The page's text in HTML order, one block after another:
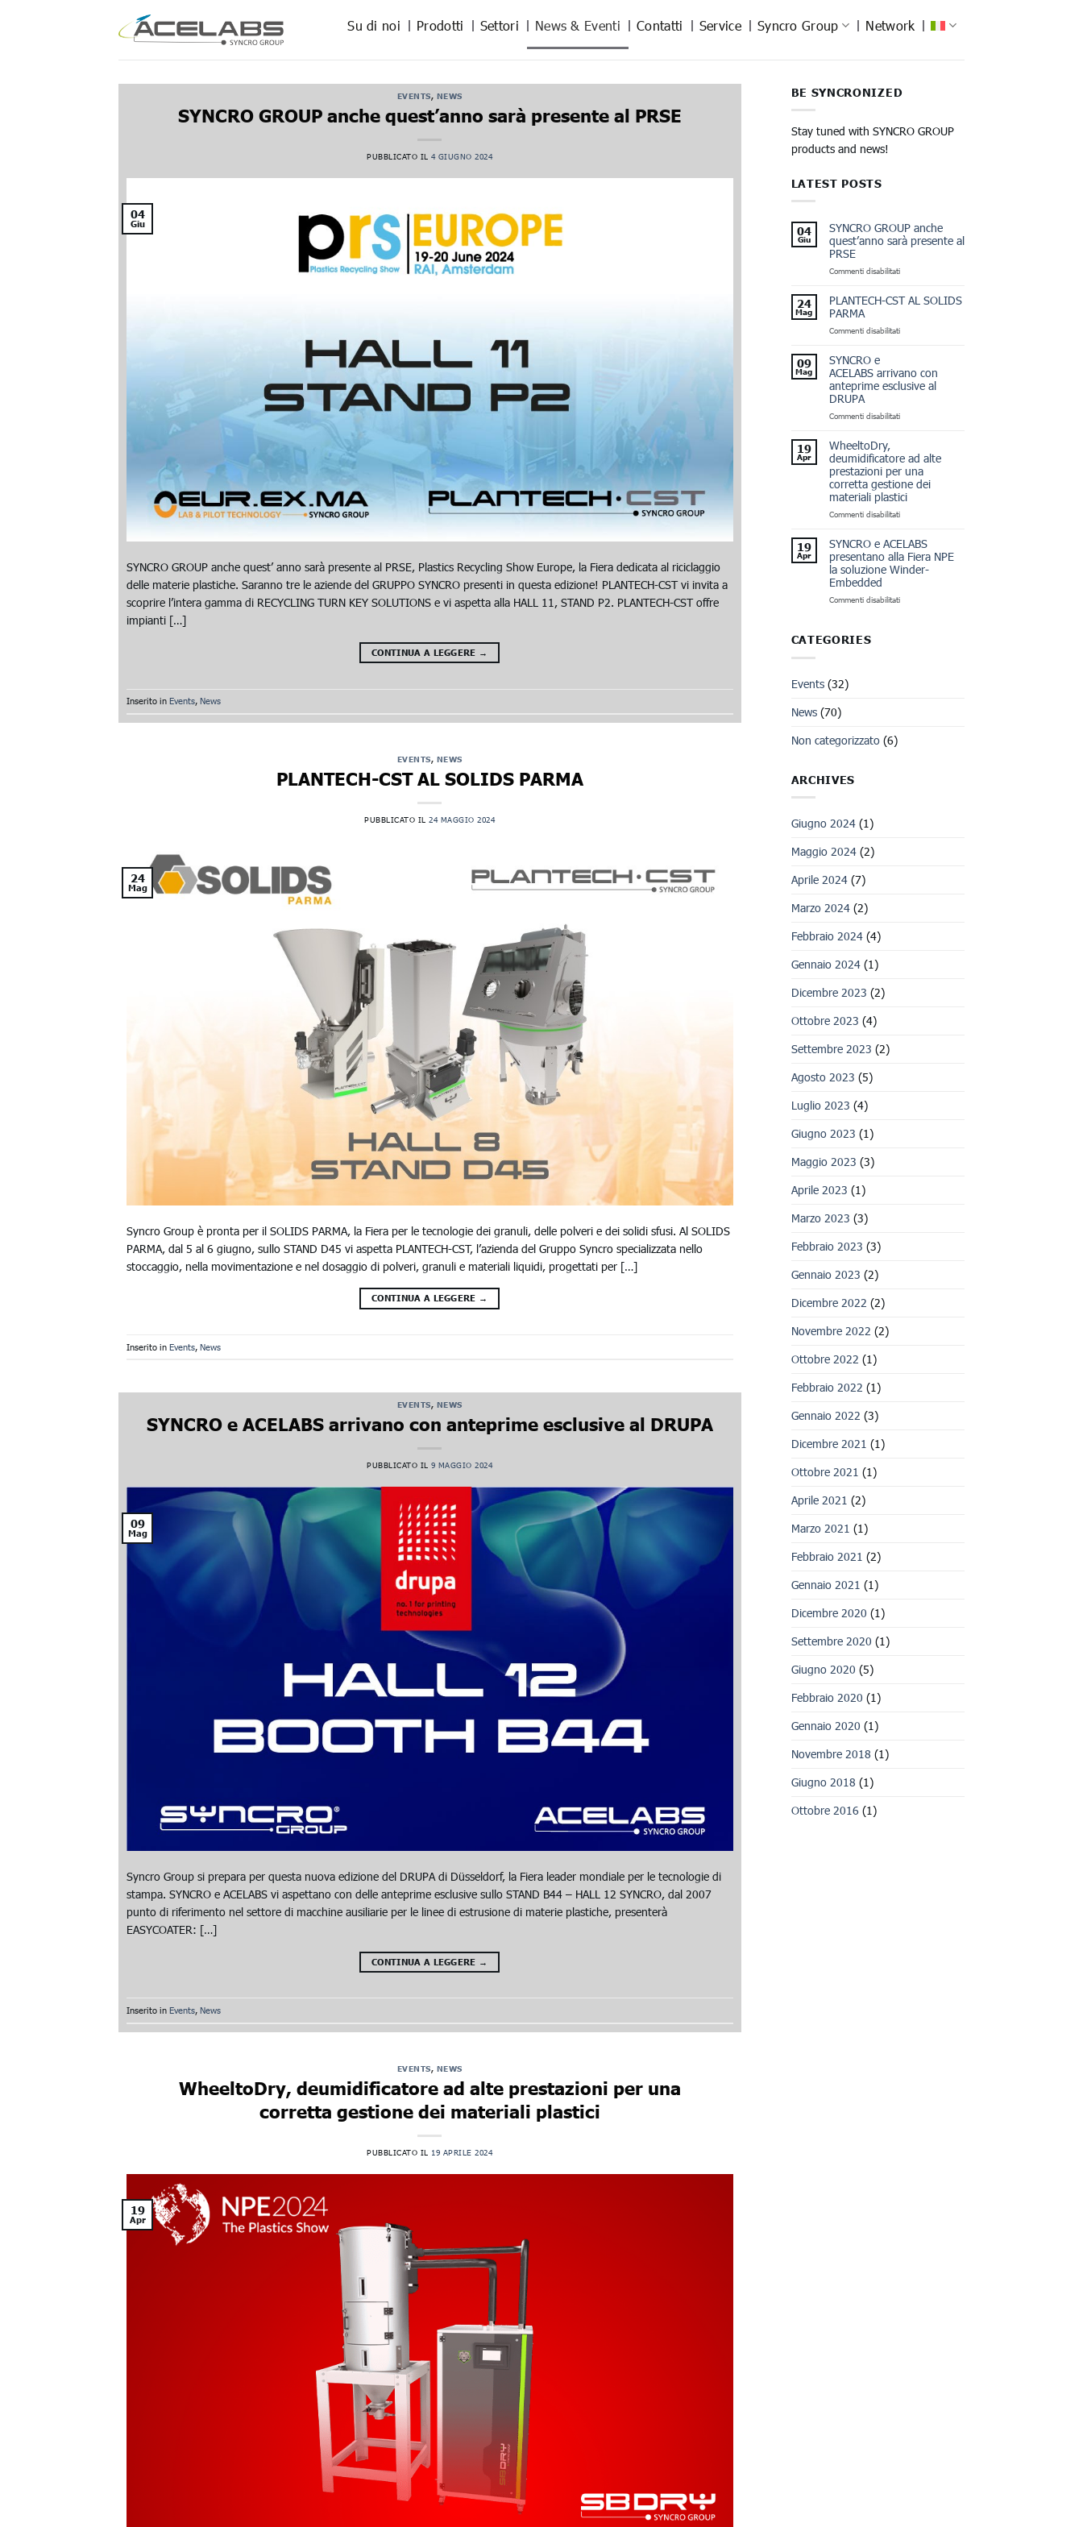
Su di noi Prodotti Settori News & Eventi Contatti Service Syncro Group Network
EVENTS, NEWS
SYNCRO GROUP anche quest’anno sarà presente al PRSE
PUBBLICATO IL 4 GIUGNO 2024
04
Giu
SYNCRO GROUP anche quest’ anno sarà presente al PRSE, Plastics Recycling Show Europe, la Fiera dedicata al riciclaggio
delle materie plastiche. Saranno tre le aziende del GRUPPO SYNCRO presenti in questa edizione! PLANTECH-CST vi invita a
scoprire l’intera gamma di RECYCLING TURN KEY SOLUTIONS e vi aspetta alla HALL 11, STAND P2. PLANTECH-CST offre
impianti […]
CONTINUA A LEGGERE →
Inserito in Events, News
EVENTS, NEWS
PLANTECH-CST AL SOLIDS PARMA
PUBBLICATO IL24 MAGGIO 2024
24
Mag
Syncro Group è pronta per il SOLIDS PARMA, la Fiera per le tecnologie dei granuli, delle polveri e dei solidi sfusi. Al SOLIDS
PARMA, dal 5 al 6 giugno, sullo STAND D45 vi aspetta PLANTECH-CST, l’azienda del Gruppo Syncro specializzata nello
stoccaggio, nella movimentazione e nel dosaggio di polveri, granuli e materiali liquidi, progettati per […]
CONTINUA A LEGGERE →
Inserito in Events, News
EVENTS, NEWS
SYNCRO e ACELABS arrivano con anteprime esclusive al DRUPA
PUBBLICATO IL 9 MAGGIO 2024
09
Mag
Syncro Group si prepara per questa nuova edizione del DRUPA di Düsseldorf, la Fiera leader mondiale per le tecnologie di
stampa. SYNCRO e ACELABS vi aspettano con delle anteprime esclusive sullo STAND B44 – HALL 12 SYNCRO, dal 2007
punto di riferimento nel settore di macchine ausiliarie per le linee di estrusione di materie plastiche, presenterà
EASYCOATER: […]
CONTINUA A LEGGERE →
Inserito in Events, News
EVENTS, NEWS
WheeltoDry, deumidificatore ad alte prestazioni per una
corretta gestione dei materiali plastici
PUBBLICATO IL 19 APRILE 2024
19
Apr
BE SYNCRONIZED
Stay tuned with SYNCRO GROUP
products and news!
LATEST POSTS
04
Giu
SYNCRO GROUP anche
quest’anno sarà presente al
PRSE
Commenti disabilitatisu
GROUP
anche
sarà
24
Mag
PLANTECH-CST AL SOLIDS
PARMA
Commenti disabilitatisu
SOLIDS
PARMA
09
Mag
SYNCRO e
ACELABS arrivano con
anteprime esclusive al
DRUPA
Commenti disabilitatisu
anteprime
esclusive
al
DRUPA
19
Apr
WheeltoDry,
deumidificatore ad alte
prestazioni per una
corretta gestione dei
materiali plastici
Commenti disabilitatisu
deumidificatore
ad
alte
prestazioni
una
19
Apr
SYNCRO e ACELABS
presentano alla Fiera NPE
la soluzione Winder-
Embedded
Commenti disabilitatisu
CATEGORIES
Events(32)
News(70)
Non categorizzato(6)
ARCHIVES
Giugno 2024(1)
Maggio 2024(2)
Aprile 2024(7)
Marzo 2024(2)
Febbraio 2024(4)
Gennaio 2024(1)
Dicembre 2023 (2)
Ottobre 2023 (4)
Settembre 2023 (2)
Agosto 2023 (5)
Luglio 2023 (4)
Giugno 2023 (1)
Maggio 2023 (3)
Aprile 2023 (1)
Marzo 2023 (3)
Febbraio 2023 (3)
Gennaio 2023 (2)
Dicembre 2022 (2)
Novembre 2022 (2)
Ottobre 2022 (1)
Febbraio 2022 (1)
Gennaio 2022 (3)
Dicembre 2021 (1)
Ottobre 2021 (1)
Aprile 2021 (2)
Marzo 2021 (1)
Febbraio 2021 (2)
Gennaio 2021 (1)
Dicembre 2020 (1)
Settembre 2020 (1)
Giugno 2020 (5)
Febbraio 2020 (1)
Gennaio 2020 (1)
Novembre 2018 (1)
Giugno 2018 (1)
Ottobre 2016(1)